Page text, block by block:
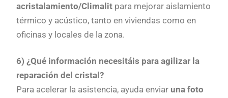
acristalamiento/Climalit para mejorar aislamiento
térmico y acústico, tanto en viviendas como en
oficinas y locales de la zona.
6) ¿Qué información necesitáis para agilizar la
reparación del cristal?
Para acelerar la asistencia, ayuda enviar una foto